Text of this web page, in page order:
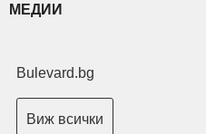
МЕДИИ
Bulevard.bg
Виж всички